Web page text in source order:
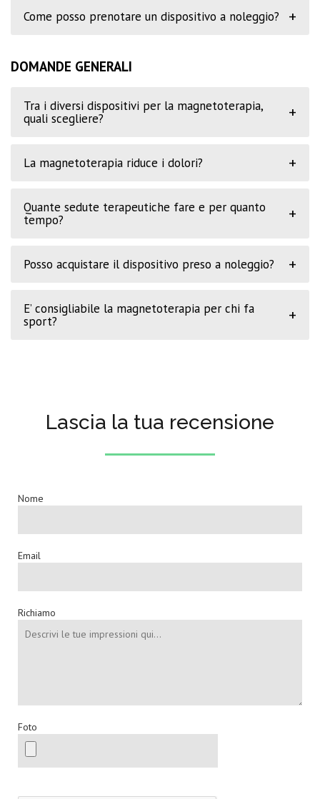
Come posso prenotare un dispositivo a noleggio? +
DOMANDE GENERALI
Tra i diversi dispositivi per la magnetoterapia,
quali scegliere?
+
La magnetoterapia riduce i dolori? +
Quante sedute terapeutiche fare e per quanto
tempo?
+
Posso acquistare il dispositivo preso a noleggio? +
E’ consigliabile la magnetoterapia per chi fa
sport?
+
Lascia la tua recensione
Nome
Email
Richiamo
Foto